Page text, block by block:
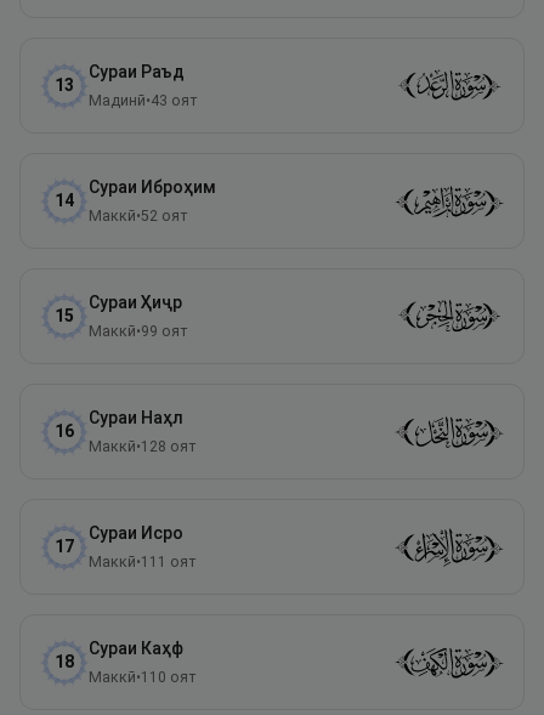
13
Сураи Раъд
Мадинӣ•43 оят
14
Сураи Иброҳим
Маккӣ•52 оят
15
Сураи Ҳиҷр
Маккӣ•99 оят
16
Сураи Наҳл
Маккӣ•128 оят
17
Сураи Исро
Маккӣ•111 оят
18
Сураи Каҳф
Маккӣ•110 оят